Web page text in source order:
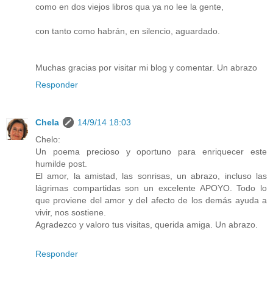
como en dos viejos libros qua ya no lee la gente,
con tanto como habrán, en silencio, aguardado.
Muchas gracias por visitar mi blog y comentar. Un abrazo
Responder
Chela
14/9/14 18:03
Chelo:
Un poema precioso y oportuno para enriquecer este
humilde post.
El amor, la amistad, las sonrisas, un abrazo, incluso las
lágrimas compartidas son un excelente APOYO. Todo lo
que proviene del amor y del afecto de los demás ayuda a
vivir, nos sostiene.
Agradezco y valoro tus visitas, querida amiga. Un abrazo.
Responder